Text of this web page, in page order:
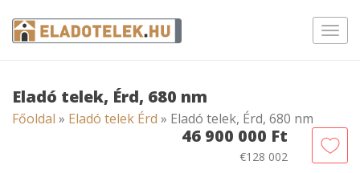
Eladó telek, Érd, 680 nm
Főoldal » Eladó telek Érd » Eladó telek, Érd, 680 nm
46 900 000 Ft
€128 002